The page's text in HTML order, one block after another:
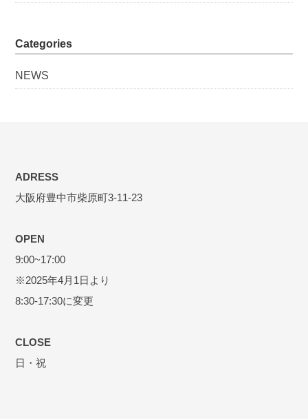
Categories
NEWS
ADRESS
大阪府豊中市柴原町3-11-23
OPEN
9:00~17:00
※2025年4月1日より
8:30-17:30に変更
CLOSE
日・祝